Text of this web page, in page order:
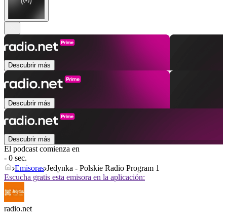
Descubrir más
Descubrir más
Descubrir más
El podcast comienza en
- 0 sec.
Emisoras Jedynka - Polskie Radio Program 1
Escucha gratis esta emisora en la aplicación:
radio.net